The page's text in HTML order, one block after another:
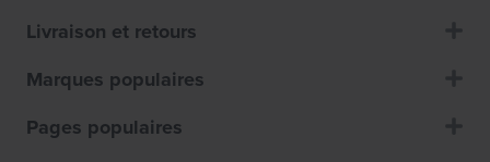
Livraison et retours
Marques populaires
Pages populaires